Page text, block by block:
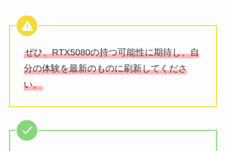
ぜひ、RTX5080の持つ可能性に期待し、自
分の体験を最新のものに刷新してくださ
い。